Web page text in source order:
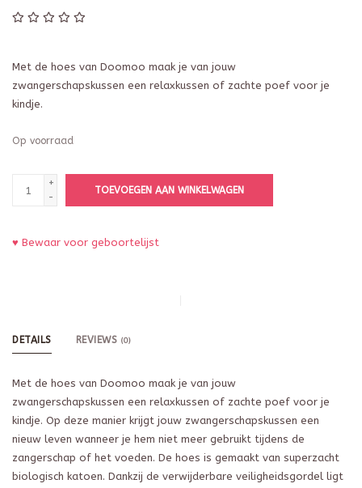
Met de hoes van Doomoo maak je van jouw
zwangerschapskussen een relaxkussen of zachte poef voor je
kindje.
Op voorraad
+
-
TOEVOEGEN AAN WINKELWAGEN
♥ Bewaar voor geboortelijst
DETAILS REVIEWS (0)
Met de hoes van Doomoo maak je van jouw
zwangerschapskussen een relaxkussen of zachte poef voor je
kindje. Op deze manier krijgt jouw zwangerschapskussen een
nieuw leven wanneer je hem niet meer gebruikt tijdens de
zangerschap of het voeden. De hoes is gemaakt van superzacht
biologisch katoen. Dankzij de verwijderbare veiligheidsgordel ligt